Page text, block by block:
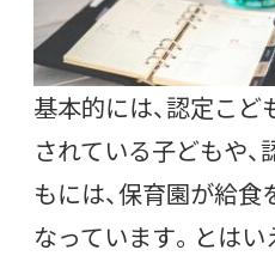
基本的には、認定こど
されている子どもや
もには、保育園が給
なっています。とは